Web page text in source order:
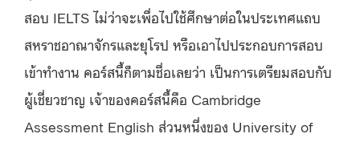
สอบ IELTS ไม่ว่าจะเพื่อไปใช้ศึกษาต่อในประเทศแถบ
สหราชอาณาจักรและยุโรป หรือเอาไปประกอบการสอบ
เข้าทำงาน คอร์สนี้ก็ตามชื่อเลยว่า เป็นการเตรียมสอบกับ
ผู้เชี่ยวชาญ เจ้าของคอร์สนี้คือ Cambridge
Assessment English ส่วนหนึ่งของ University of